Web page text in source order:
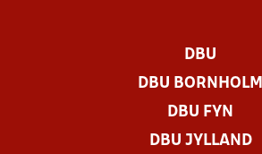
DBU
DBU BORNHOLM
DBU FYN
DBU JYLLAND